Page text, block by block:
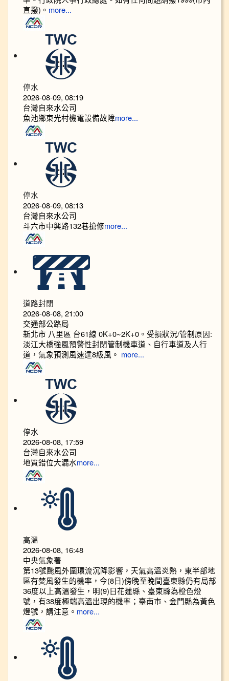
直撥)。 more...
停水
2026-08-09, 08:19
台灣自來水公司
魚池鄉東光村機電設備故障more...
停水
2026-08-09, 08:13
台灣自來水公司
斗六市中興路132巷搶修more...
道路封閉
2026-08-08, 21:00
交通部公路局
新北市 八里區 台61線 0K+0~2K+0。受損狀況/管制原因:
淡江大橋強風預警性封閉管制機車道、自行車道及人行
道，氣象預測風速達8級風。
more...
停水
2026-08-08, 17:59
台灣自來水公司
地質錯位大漏水more...
高溫
2026-08-08, 16:48
中央氣象署
第13號颱風外圍環流沉降影響，天氣高溫炎熱，東半部地
區有焚風發生的機率，今(8日)傍晚至晚間臺東縣仍有局部
36度以上高溫發生，明(9)日花蓮縣、臺東縣為橙色燈
號，有38度極端高溫出現的機率；臺南市、金門縣為黃色
燈號，請注意。 more...